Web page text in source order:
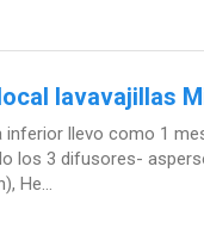
lavavajillas
inferior llevo como 1
los 3 difusores-
He...